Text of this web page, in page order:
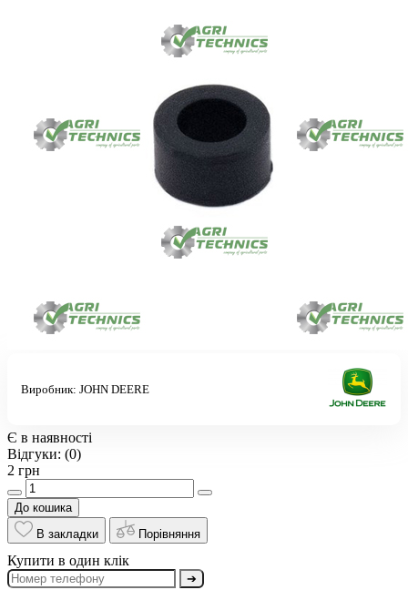
Виробник: JOHN DEERE
Є в наявності
Відгуки: (0)
2 грн
До кошика
В закладки
Порівняння
Купити в один клік
➔